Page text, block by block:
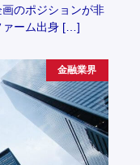
のポジションが非
ァーム出身 […]
金融業界